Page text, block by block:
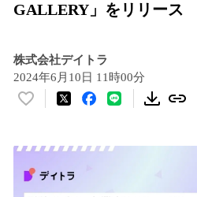
GALLERY」をリリース
株式会社デイトラ
2024年6月10日 11時00分
い
！
数